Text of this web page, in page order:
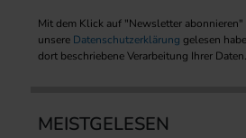
Mit dem Klick auf "Newsletter abonnieren"
unsere Datenschutzerklärung gelesen
dort beschriebene Verarbeitung Ihrer Daten.
MEISTGELESEN